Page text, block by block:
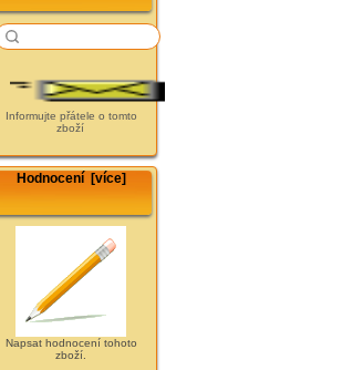
Informujte přátele o tomto
zboží
Hodnocení [více]
Napsat hodnocení tohoto
zboží.